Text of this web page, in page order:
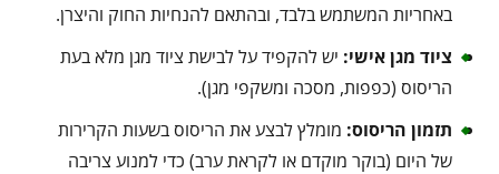
באחריות המשתמש בלבד, ובהתאם להנחיות החוק והיצרן.
ציוד מגן אישי: יש להקפיד על לבישת ציוד מגן מלא בעת
הריסוס (כפפות, מסכה ומשקפי מגן).
תזמון הריסוס: מומלץ לבצע את הריסוס בשעות הקרירות
של היום (בוקר מוקדם או לקראת ערב) כדי למנוע צריבה